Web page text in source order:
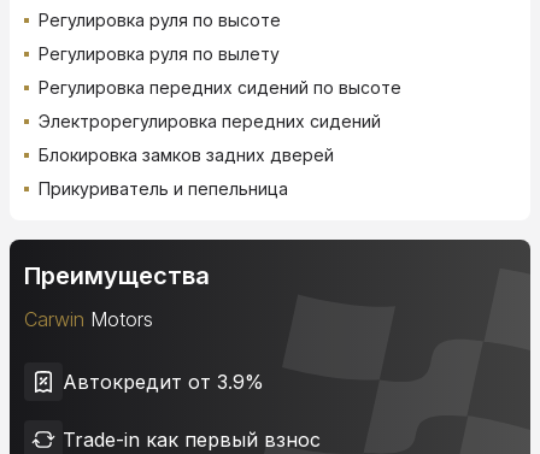
Регулировка руля по высоте
Регулировка руля по вылету
Регулировка передних сидений по высоте
Электрорегулировка передних сидений
Блокировка замков задних дверей
Прикуриватель и пепельница
Преимущества
Carwin Motors
Автокредит от 3.9%
Trade-in как первый взнос